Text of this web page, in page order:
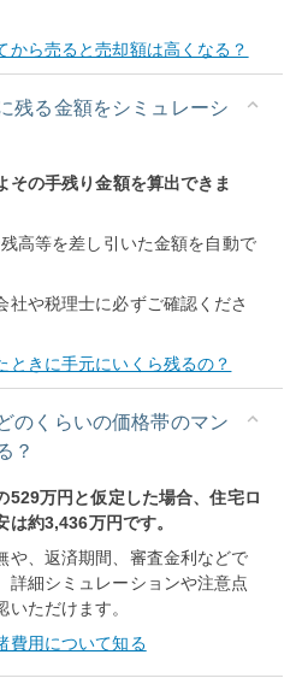
から売ると売却額は高くなる？
残る金額をシミュレーシ
その手残り金額を算出できま
高等を差し引いた金額を自動で
社や税理士に必ずご確認くださ
ときに手元にいくら残るの？
のくらいの価格帯のマン
？
529万円と仮定した場合、住宅ロ
は約3,436万円です。
や、返済期間、審査金利などで
詳細シミュレーションや注意点
ただけます。
費用について知る